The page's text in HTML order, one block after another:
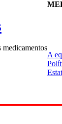
medicamentos
A